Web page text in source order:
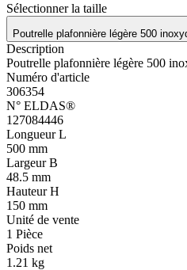
Sélectionner la taille
Poutrelle plafonnière légère 500
Description
Poutrelle plafonnière légère 500
Numéro d'article
306354
N° ELDAS®
127084446
Longueur L
500 mm
Largeur B
48.5 mm
Hauteur H
150 mm
Unité de vente
1 Pièce
Poids net
1.21 kg